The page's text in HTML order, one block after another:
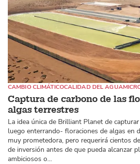
Captura de carbono de las
algas terrestres
CAMBIO CLIMÁTICOCALIDAD DEL AGUA
La idea única de Brilliant Planet de
luego enterrando- floraciones de algas en
muy prometedora, pero requerirá cientos
de inversión antes de que pueda alcanzar
ambiciosos o…